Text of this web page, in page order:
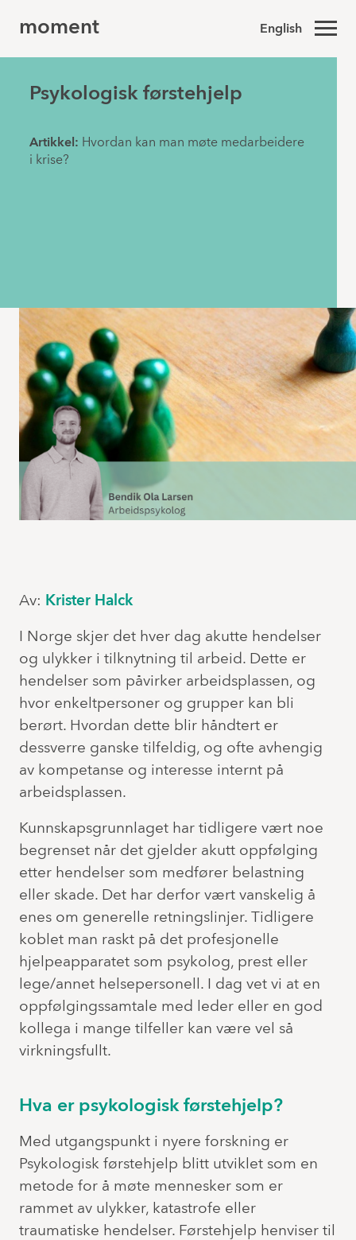
moment English
Psykologisk førstehjelp
Artikkel : Hvordan kan man møte medarbeidere
i krise?
Av: Krister Halck
I Norge skjer det hver dag akutte hendelser
og ulykker i tilknytning til arbeid. Dette er
hendelser som påvirker arbeidsplassen, og
hvor enkeltpersoner og grupper kan bli
berørt. Hvordan dette blir håndtert er
dessverre ganske tilfeldig, og ofte avhengig
av kompetanse og interesse internt på
arbeidsplassen.
Kunnskapsgrunnlaget har tidligere vært noe
begrenset når det gjelder akutt oppfølging
etter hendelser som medfører belastning
eller skade. Det har derfor vært vanskelig å
enes om generelle retningslinjer. Tidligere
koblet man raskt på det profesjonelle
hjelpeapparatet som psykolog, prest eller
lege/annet helsepersonell. I dag vet vi at en
oppfølgingssamtale med leder eller en god
kollega i mange tilfeller kan være vel så
virkningsfullt.
Hva er psykologisk førstehjelp?
Med utgangspunkt i nyere forskning er
Psykologisk førstehjelp blitt utviklet som en
metode for å møte mennesker som er
rammet av ulykker, katastrofe eller
traumatiske hendelser. Førstehjelp henviser til